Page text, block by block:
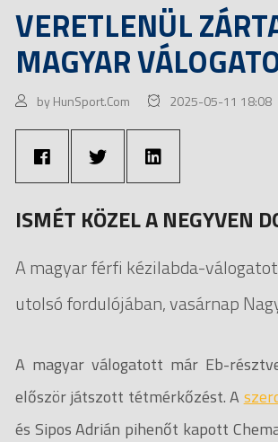
VERETLENÜL
MAGYAR
by HunSport.Com 2025-05-11 18:08
ISMÉT KÖZEL A NEGYVEN
A magyar férfi kézilabda-
utolsó fordulójában, vasárnap
A magyar válogatott már Eb-
először játszott tétmérkőzést. A
és Sipos Adrián pihenőt kapott